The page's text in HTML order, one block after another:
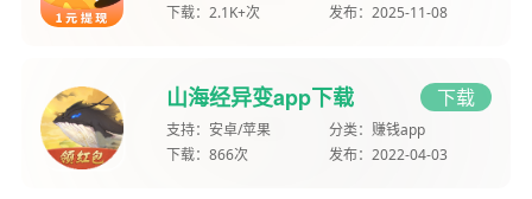
下载： 2.1K+次 发布： 2025-11-08
山海经异变app下载 下载
支持： 安卓/苹果 分类： 赚钱app
下载： 866次 发布： 2022-04-03